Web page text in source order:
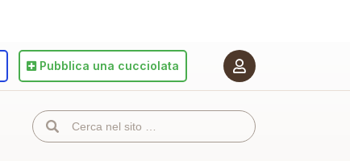
Pubblica una cucciolata